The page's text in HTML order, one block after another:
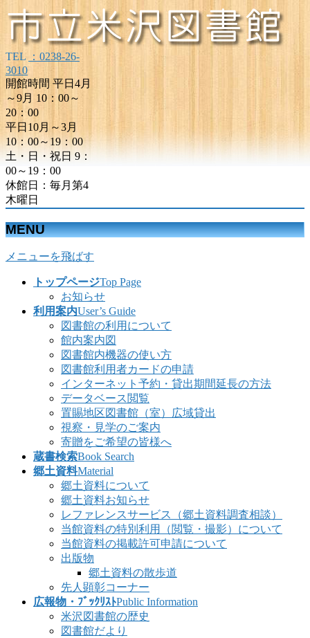
TEL
：0238-26-
3010
開館時間 平日4月
～9月 10：00～
20：00
平日10月～3月
10：00～19：00
土・日・祝日 9：
00～19：00
休館日：毎月第4
木曜日
MENU
メニューを飛ばす
トップページTop Page
お知らせ
利用案内User’s Guide
図書館の利用について
館内案内図
図書館内機器の使い方
図書館利用者カードの申請
インターネット予約・貸出期間延長の方法
データベース閲覧
置賜地区図書館（室）広域貸出
視察・見学のご案内
寄贈をご希望の皆様へ
蔵書検索Book Search
郷土資料Material
郷土資料について
郷土資料お知らせ
レファレンスサービス（郷土資料調査相談）
当館資料の特別利用（閲覧・撮影）について
当館資料の掲載許可申請について
出版物
郷土資料の散歩道
先人顕彰コーナー
広報物・ﾌﾞｯｸﾘｽﾄPublic Information
米沢図書館の歴史
図書館だより